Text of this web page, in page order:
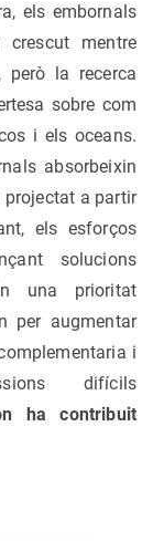
els embornals
mentre
però la recerca
sobre com
i els oceans.
absorbeixin
projectat a partir
els esforços
solucions
una prioritat
per augmentar
i
difícils
ha contribuit